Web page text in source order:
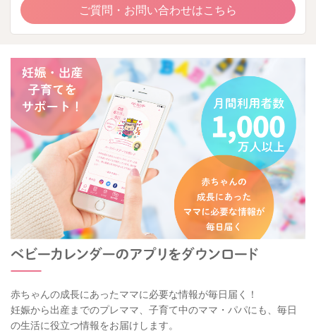
ご質問・お問い合わせはこちら
赤ちゃんの成長にあったママに必要な情報が毎日届く！
妊娠から出産までのプレママ、子育て中のママ・パパにも、毎日
の生活に役立つ情報をお届けします。